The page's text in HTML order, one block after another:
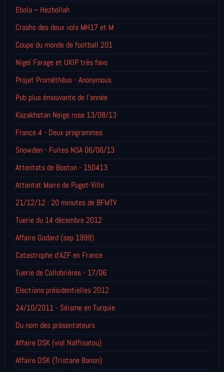
Ebola ~ Hezbollah
Crashs des deux vols MH17 et M
Coupe du monde de football 201
Nigel Farage et UKIP très favo
Projet Prométhéus - Anonymous
Pub plus émouvante de l'année
Kazakhstan Neige rose 13/08/13
France 4 - Deux programmes
Snowden - Fuites NSA 06/06/13
Attentats de Boston - 150413
Attentat Maire de Puget-Ville
21/12/12 : 20 minutes de BFMTV
Tuerie du 14 décembre 2012
Affaire Godard (sep 1999)
Catastrophe d'AZF en France
Tuerie de Collobrières - 17/06
Elections présidentielles 2012
24/10/2011 - Séisme en Turquie
Du nom des présentateurs
Affaire DSK (viol Naffisatou)
Affaire DSK (Tristane Banon)